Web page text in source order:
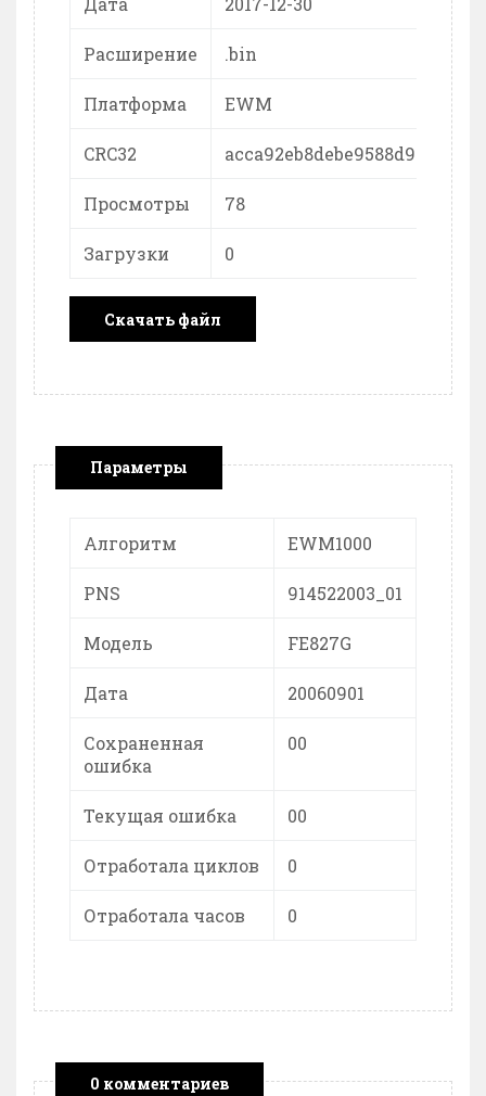
Расширение .bin
Платформа EWM
CRC32
Просмотры 78
Загрузки 0
Скачать файл
Параметры
Алгоритм EWM1000
PNS 914522003_01
Модель FE827G
Дата 20060901
Сохраненная
ошибка
00
Текущая ошибка 00
Отработала циклов 0
Отработала часов 0
0 комментариев